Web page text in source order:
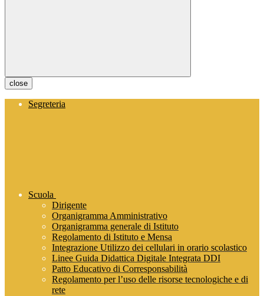
close
Segreteria
Scuola
Dirigente
Organigramma Amministrativo
Organigramma generale di Istituto
Regolamento di Istituto e Mensa
Integrazione Utilizzo dei cellulari in orario scolastico
Linee Guida Didattica Digitale Integrata DDI
Patto Educativo di Corresponsabilità
Regolamento per l’uso delle risorse tecnologiche e di
rete